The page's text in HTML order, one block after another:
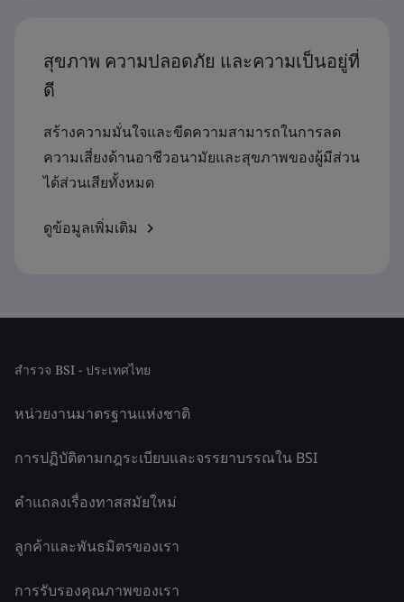
สุขภาพ ความปลอดภัย และความเป็นอยู่ที่
ดี
สร้างความมั่นใจและขีดความสามารถในการลด
ความเสี่ยงด้านอาชีวอนามัยและสุขภาพของผู้มีส่วน
ได้ส่วนเสียทั้งหมด
ดูข้อมูลเพิ่มเติม
สำรวจ BSI - ประเทศไทย
หน่วยงานมาตรฐานแห่งชาติ
การปฏิบัติตามกฎระเบียบและจรรยาบรรณใน BSI
คำแถลงเรื่องทาสสมัยใหม่
ลูกค้าและพันธมิตรของเรา
การรับรองคุณภาพของเรา